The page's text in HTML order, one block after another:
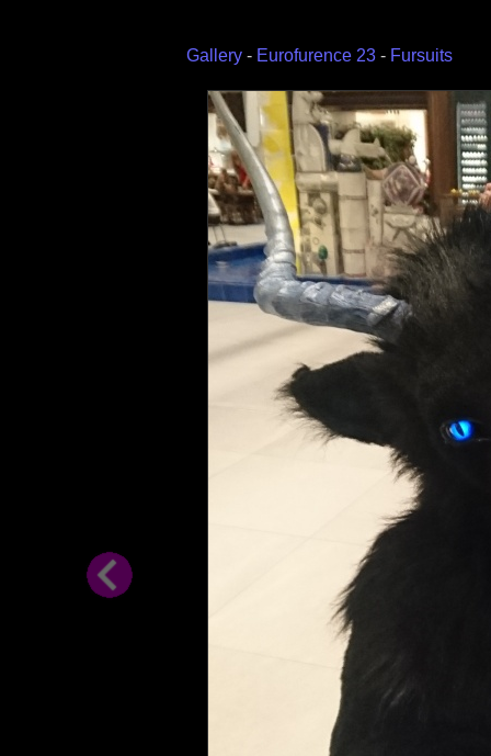
Gallery - Eurofurence 23 - Fursuits